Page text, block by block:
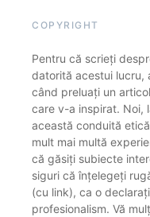
COPYRIGHT
Pentru că scrieți
datorită acestui lucru,
când preluați un
care v-a inspirat. Noi,
această conduită
mult mai multă
că găsiți subiecte
siguri că înțelegeți
(cu link), ca o
profesionalism. Vă